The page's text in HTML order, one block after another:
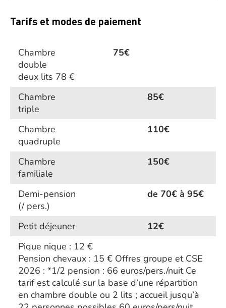
Tarifs et modes de paiement
Chambre
double
75€
deux lits 78 €
Chambre
triple
85€
Chambre
quadruple
110€
Chambre
familiale
150€
Demi-pension
(/ pers.)
de 70€ à 95€
Petit déjeuner
12€
Pique nique : 12 €
Pension chevaux : 15 € Offres groupe et CSE
2026 : *1/2 pension : 66 euros/pers./nuit Ce
tarif est calculé sur la base d’une répartition
en chambre double ou 2 lits ; accueil jusqu’à